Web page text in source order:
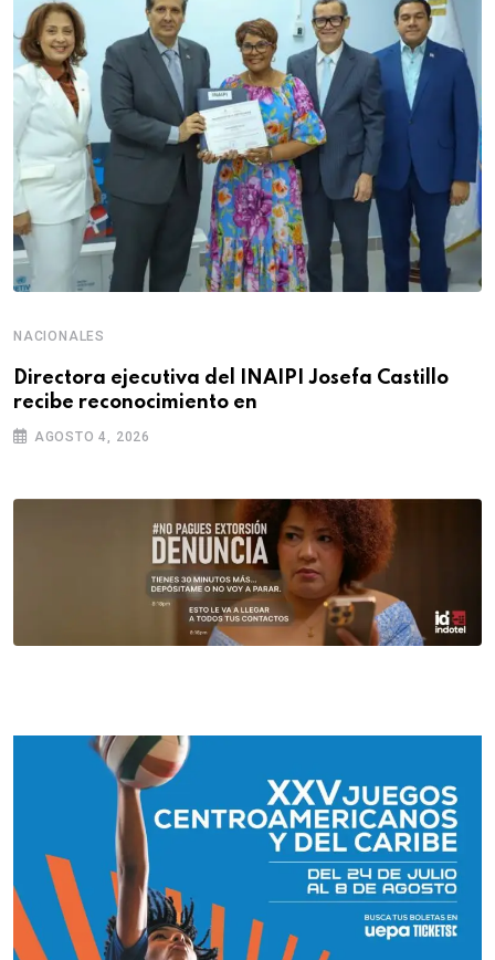
NACIONALES
Directora ejecutiva del INAIPI Josefa Castillo
recibe reconocimiento en
AGOSTO 4, 2026